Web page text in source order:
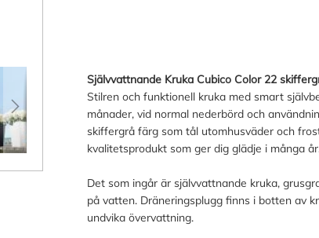
Självvattnande Kruka Cubico Color 22
Stilren och funktionell kruka med smart
månader, vid normal nederbörd och
skiffergrå färg som tål utomhusväder och
kvalitetsprodukt som ger dig glädje i många
Det som ingår är självvattnande kruka,
på vatten. Dräneringsplugg finns i botten av
undvika övervattning.